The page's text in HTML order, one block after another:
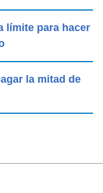
límite para hacer
la mitad de